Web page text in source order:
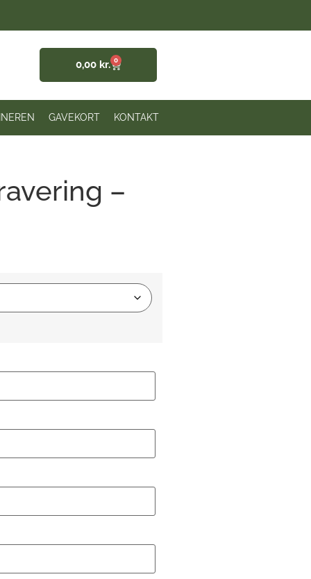
0,00 kr. 0
GAVEKORT KONTAKT
–